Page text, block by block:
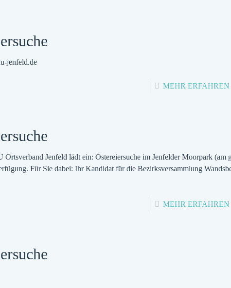
jenfeld.de
MEHR ERFAHREN
Jenfeld lädt ein: Ostereiersuche im Jenfelder Moorpark
Für Sie dabei: Ihr Kandidat für die Bezirksversammlung
MEHR ERFAHREN